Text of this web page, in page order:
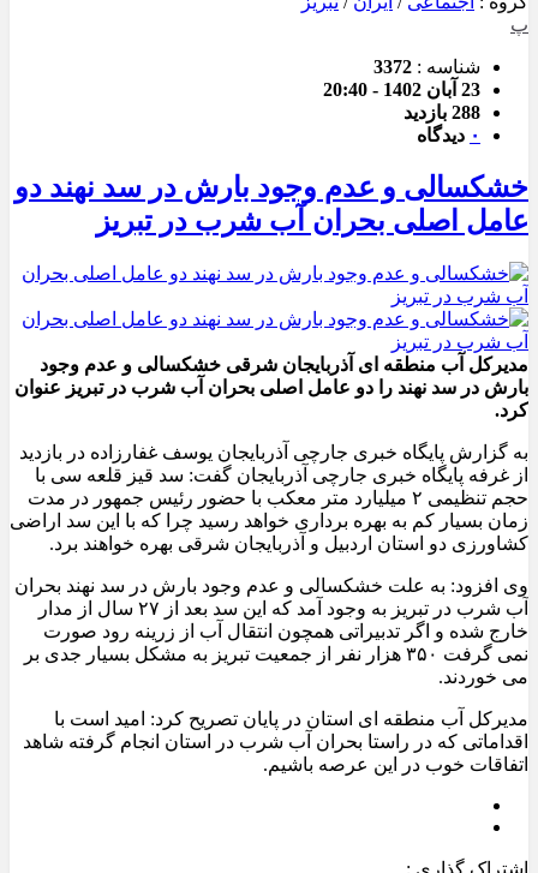
پ
شناسه : 3372
23 آبان 1402 - 20:40
288 بازدید
۰ دیدگاه
خشکسالی و عدم وجود بارش در سد نهند دو
عامل اصلی بحران آب شرب در تبریز
مدیرکل آب منطقه ای آذربایجان شرقی خشکسالی و عدم وجود
بارش در سد نهند را دو عامل اصلی بحران آب شرب در تبریز عنوان
کرد.
به گزارش پایگاه خبری جارچی آذربایجان یوسف غفارزاده در بازدید
از غرفه پایگاه خبری جارچی آذربایجان گفت: سد قیز قلعه سی با
حجم تنظیمی ۲ میلیارد متر معکب با حضور رئیس جمهور در مدت
زمان بسیار کم به بهره برداری خواهد رسید چرا که با این سد اراضی
کشاورزی دو استان اردبیل و آذربایجان شرقی بهره خواهند برد.
وی افزود: به علت خشکسالی و عدم وجود بارش در سد نهند بحران
آب شرب در تبریز به وجود آمد که این سد بعد از ۲۷ سال از مدار
خارج شده و اگر تدبیراتی همچون انتقال آب از زرینه رود صورت
نمی گرفت ۳۵۰ هزار نفر از جمعیت تبریز به مشکل بسیار جدی بر
می خوردند.
مدیرکل آب منطقه ای استان در پایان تصریح کرد: امید است با
اقداماتی که در راستا بحران آب شرب در استان انجام گرفته شاهد
اتفاقات خوب در این عرصه باشیم.
اشتراک گذاری :